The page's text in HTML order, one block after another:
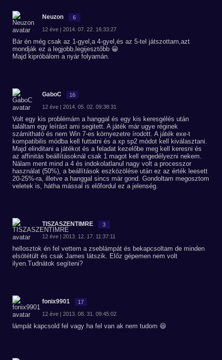
Neuzon 6
12 éve | 2014. 07. 22. 16:33:27
Bár én még csak az 1-gyel,a 4-gyel,és az 5-tel játszottam,azt
mondják ez a legjobb,legijesztőbb 😀
Majd kipróbálom a nyár folyamán.
GaboC 16
12 éve | 2014. 05. 02. 09:38:31
Volt egy kis problémám a hanggal és egy kis keresgélés után
találtam egy leírást ami segitett. A játék már ugye réginek
számitható és nem Win 7-es környezetre írodott. A játék exe-t
kompatibilis módba kell futtatni és a xp sp2 módot kell kiválasztani.
Majd elinditani a játékot és a feladat kezelőbe meg kell keresni és
az affinitás beállításoknál csak 1 magot kell engedélyezni nekem.
Nálam ment mind a 4 és indokolatlanul nagy volt a processzor
használat (50%), a beállítások eszközölése után ez az érték leesett
20-25%-ra, illetve a hanggal sincs már gond. Gondoltam megosztom
veletek is, hátha mással is előfordul ez a jelenség.
TISZASZENTIMRE 3
12 éve | 2013. 12. 17. 11:37:11
hellosztok én fel vettem a zseblámpát és bekapcsoltam de minden
elsötétült és csak James látszik. Előz gépemen nem volt
ilyen.Tudnátok segíteni?
fonix9901 17
12 éve | 2013. 08. 31. 09:45:02
lámpát kapcsold fel vagy ha fel van ak nem tudom 😆